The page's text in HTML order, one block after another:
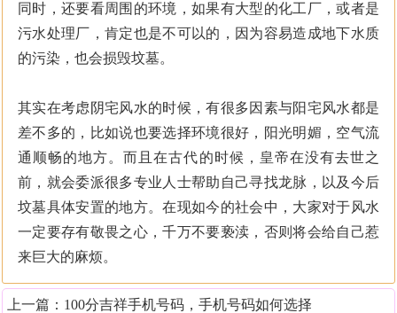
同时，还要看周围的环境，如果有大型的化工厂，或者是
污水处理厂，肯定也是不可以的，因为容易造成地下水质
的污染，也会损毁坟墓。
其实在考虑阴宅风水的时候，有很多因素与阳宅风水都是
差不多的，比如说也要选择环境很好，阳光明媚，空气流
通顺畅的地方。而且在古代的时候，皇帝在没有去世之
前，就会委派很多专业人士帮助自己寻找龙脉，以及今后
坟墓具体安置的地方。在现如今的社会中，大家对于风水
一定要存有敬畏之心，千万不要亵渎，否则将会给自己惹
来巨大的麻烦。
上一篇： 100分吉祥手机号码，手机号码如何选择